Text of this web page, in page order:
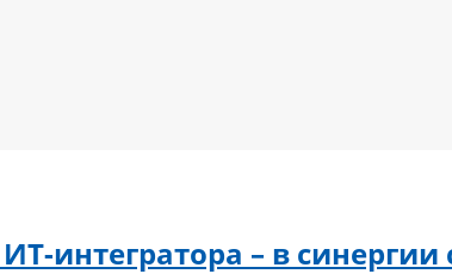
интегратора – в